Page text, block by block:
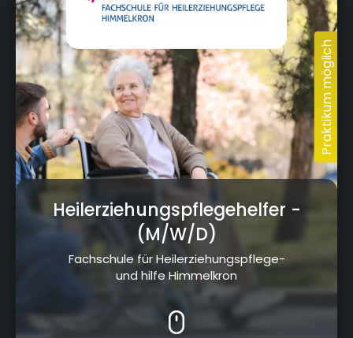
Heilerziehungspflegehelfer -
(M/W/D)
Fachschule für Heilerziehungspflege-
und hilfe Himmelkron